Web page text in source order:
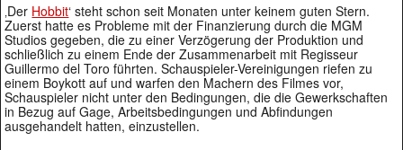
‚Der Hobbit‘ steht schon seit Monaten unter keinem guten Stern.
Zuerst hatte es Probleme mit der Finanzierung durch die MGM
Studios gegeben, die zu einer Verzögerung der Produktion und
schließlich zu einem Ende der Zusammenarbeit mit Regisseur
Guillermo del Toro führten. Schauspieler-Vereinigungen riefen zu
einem Boykott auf und warfen den Machern des Filmes vor,
Schauspieler nicht unter den Bedingungen, die die Gewerkschaften
in Bezug auf Gage, Arbeitsbedingungen und Abfindungen
ausgehandelt hatten, einzustellen.